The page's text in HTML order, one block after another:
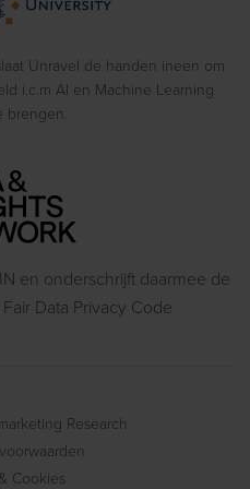
Unravel de handen ineen om
i.c.m AI en Machine Learning
brengen.
en onderschrijft daarmee de
Data Privacy Code
Research
Cookies